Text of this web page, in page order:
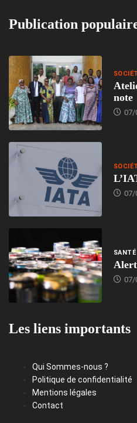
Publication
note
07/
07/
SANTÉ
07/
Les liens importants
Qui Sommes-nous ?
Politique de confidentialité
Mentions légales
Contact